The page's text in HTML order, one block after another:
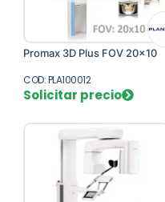
Promax 3D Plus FOV 20x10
COD: PLA100012
Solicitar precio